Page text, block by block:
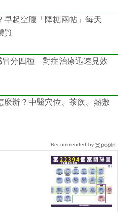
早起空腹「降糖兩帖」每天
質
冒分四種 對症治療迅速見效
麼辦？中醫穴位、茶飲、熱敷
Recommended by